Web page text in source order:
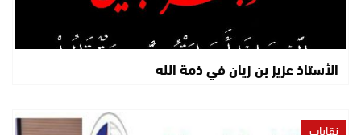
الأستاذ عزيز بن زيان في ذمة الله
نقابات